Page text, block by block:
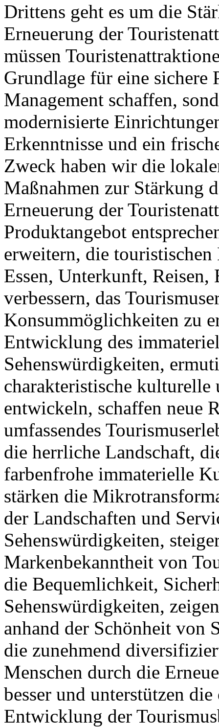
Drittens geht es um die
Erneuerung der
müssen
Grundlage für eine
Management schaffen,
modernisierte
Erkenntnisse und ein
Zweck haben wir die
Maßnahmen zur Stärkung
Erneuerung der
Produktangebot
erweitern, die
Essen, Unterkunft,
verbessern, das
Konsummöglichkeiten zu
Entwicklung des
Sehenswürdigkeiten,
charakteristische
entwickeln, schaffen neue
umfassendes
die herrliche Landschaft,
farbenfrohe immaterielle
stärken die
der Landschaften und
Sehenswürdigkeiten,
Markenbekanntheit von
die Bequemlichkeit,
Sehenswürdigkeiten,
anhand der Schönheit von
die zunehmend
Menschen durch die
besser und unterstützen
Entwicklung der